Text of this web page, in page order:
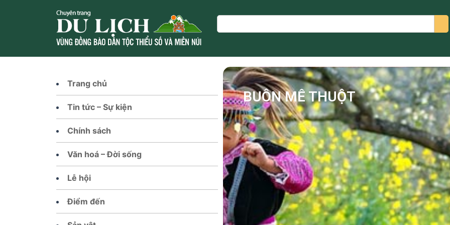
Search
Trang chủ
Tin tức – Sự kiện
Chính sách
Văn hoá – Đời sống
Lễ hội
Điểm đến
BUÔN MÊ THUỘT